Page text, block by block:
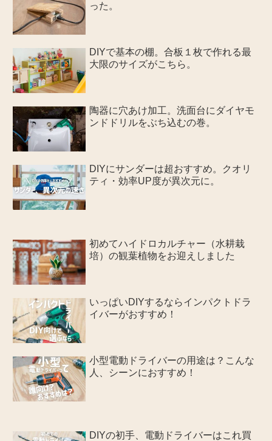
った。
DIYで基本の棚。合板１枚で作れる最
大限のサイズがこちら。
陶器に穴あけ加工。洗面台にダイヤモ
ンドドリルをぶち込むの巻。
DIYにサンダーは超おすすめ。クオリ
ティ・効率UP度が異次元に。
初めてハイドロカルチャー（水耕栽
培）の観葉植物をお迎えしました
いっぱいDIYするならインパクトドラ
イバーがおすすめ！
小型電動ドライバーの用途は？こんな
人、シーンにおすすめ！
DIYの初手、電動ドライバーはこれ買